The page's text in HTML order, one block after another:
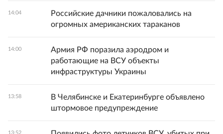
14:04
Российские дачники пожаловались на
огромных американских тараканов
14:00
Армия РФ поразила аэродром и
работающие на ВСУ объекты
инфраструктуры Украины
13:58
В Челябинске и Екатеринбурге объявлено
штормовое предупреждение
13:52